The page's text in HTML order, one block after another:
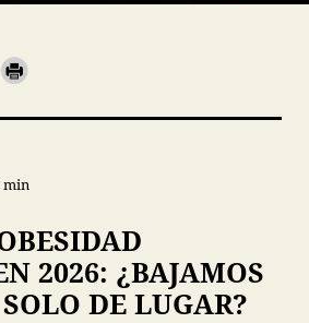
min
2026: ¿BAJAMOS
DE LUGAR?